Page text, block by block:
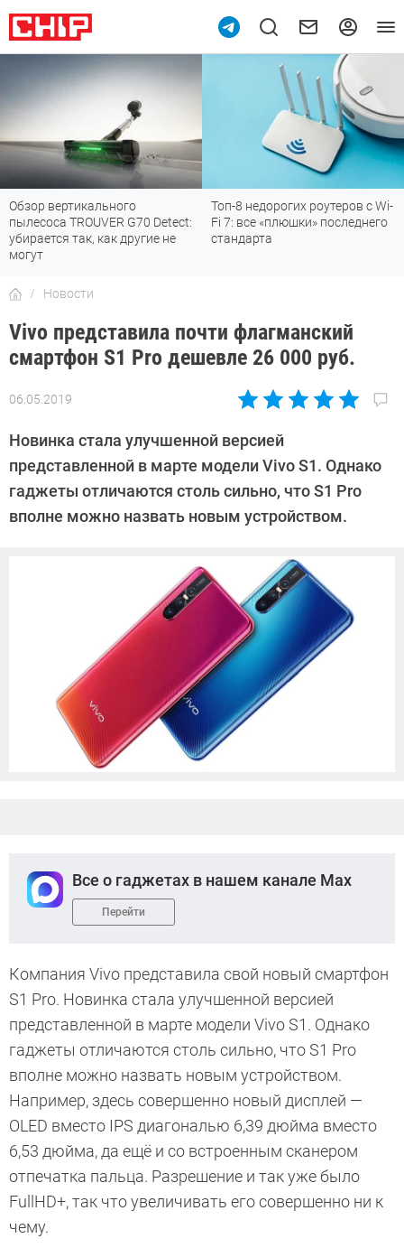
Обзор вертикального
пылесоса TROUVER G70 Detect:
убирается так, как другие не
могут
Топ-8 недорогих роутеров с Wi-
Fi 7: все «плюшки» последнего
стандарта
Новости
Vivo представила почти флагманский
смартфон S1 Pro дешевле 26 000 руб.
06.05.2019
Автор:
Кошик
Новинка стала улучшенной версией
представленной в марте модели Vivo S1. Однако
гаджеты отличаются столь сильно, что S1 Pro
вполне можно назвать новым устройством.
Все о гаджетах в нашем канале Max
Перейти
Компания Vivo представила свой новый смартфон
S1 Pro. Новинка стала улучшенной версией
представленной в марте модели Vivo S1. Однако
гаджеты отличаются столь сильно, что S1 Pro
вполне можно назвать новым устройством.
Например, здесь совершенно новый дисплей —
OLED вместо IPS диагональю 6,39 дюйма вместо
6,53 дюйма, да ещё и со встроенным сканером
отпечатка пальца. Разрешение и так уже было
FullHD+, так что увеличивать его совершенно ни к
чему.